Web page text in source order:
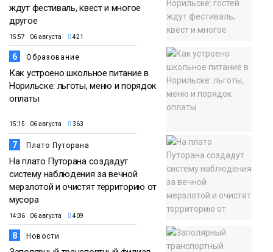
ждут фестиваль, квест и многое
другое
15:57 06 августа 421
6 Образование
Как устроено школьное питание в
Норильске: льготы, меню и порядок
оплаты
15:15 06 августа 363
7 Плато Путорана
На плато Путорана создадут
систему наблюдения за вечной
мерзлотой и очистят территорию от
мусора
14:36 06 августа 409
8 Новости